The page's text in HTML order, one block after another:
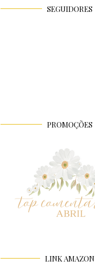
SEGUIDORES
PROMOÇÕES
LINK AMAZON